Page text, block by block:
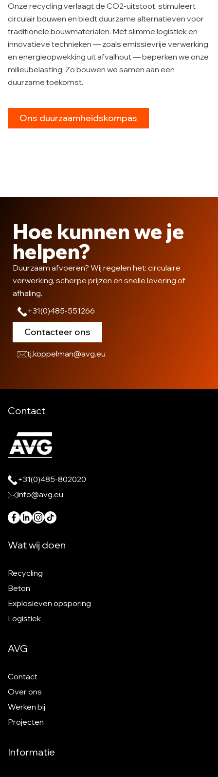
Onze recycling verlaagt de CO2-uitstoot, stimuleert
circulair bouwen en biedt duurzame alternatieven voor
traditionele bouwmaterialen. Met slimme logistiek en
innovatieve technieken — zoals emissievrije verwerking
en energieopwekking uit afvalhout — beperken we onze
milieubelasting. Zo bouwen we samen aan een
duurzame toekomst.
Ons duurzaamheidskompas
Hoe kunnen we je
helpen?
Duurzaam afvoeren? Wij regelen het: circulaire
verwerking, scherpe prijzen en snelle levering of
afhaling.
+31(0)485-551266
Contacteer ons
tj.koppelman@avg.eu
Contact
+31(0)485-802020
info@avg.eu
Wat wij doen
Recycling
Beton
Explosieven opsporing
Logistiek
AVG
Contact
Over ons
Werken bij
Projecten
Informatie